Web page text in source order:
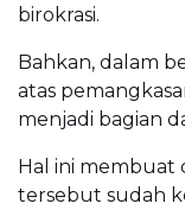
birokrasi.
Bahkan, dalam
atas
menjadi bagian
Hal ini membuat
tersebut sudah